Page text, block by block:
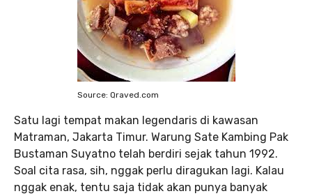
Source: Qraved.com
Satu lagi tempat makan legendaris di kawasan
Matraman, Jakarta Timur. Warung Sate Kambing Pak
Bustaman Suyatno telah berdiri sejak tahun 1992.
Soal cita rasa, sih, nggak perlu diragukan lagi. Kalau
nggak enak, tentu saja tidak akan punya banyak